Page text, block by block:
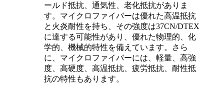
ールド抵抗、通気性、老化抵抗がありま
す。マイクロファイバーは優れた高温抵抗
と火炎耐性を持ち、その強度は37CN/DTEX
に達する可能性があり、優れた物理的、化
学的、機械的特性を備えています。さら
に、マイクロファイバーには、軽量、高強
度、高硬度、高温抵抗、疲労抵抗、耐性抵
抗の特性もあります。